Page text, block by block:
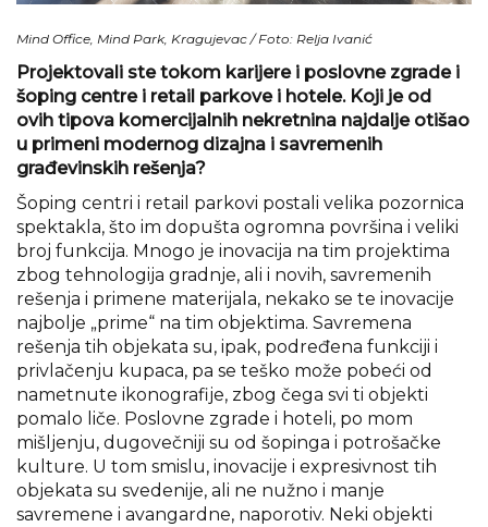
Mind Office, Mind Park, Kragujevac / Foto: Relja Ivanić
Projektovali ste tokom karijere i poslovne zgrade i
šoping centre i retail parkove i hotele. Koji je od
ovih tipova komercijalnih nekretnina najdalje otišao
u primeni modernog dizajna i savremenih
građevinskih rešenja?
Šoping centri i retail parkovi postali velika pozornica
spektakla, što im dopušta ogromna površina i veliki
broj funkcija. Mnogo je inovacija na tim projektima
zbog tehnologija gradnje, ali i novih, savremenih
rešenja i primene materijala, nekako se te inovacije
najbolje „prime“ na tim objektima. Savremena
rešenja tih objekata su, ipak, podređena funkciji i
privlačenju kupaca, pa se teško može pobeći od
nametnute ikonografije, zbog čega svi ti objekti
pomalo liče. Poslovne zgrade i hoteli, po mom
mišljenju, dugovečniji su od šopinga i potrošačke
kulture. U tom smislu, inovacije i expresivnost tih
objekata su svedenije, ali ne nužno i manje
savremene i avangardne, naporotiv. Neki objekti